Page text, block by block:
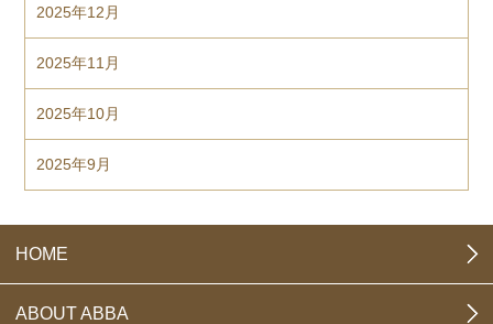
2025年12月
2025年11月
2025年10月
2025年9月
HOME
ABOUT ABBA